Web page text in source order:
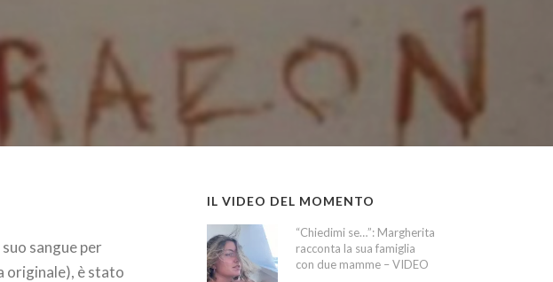
sangue per
originale), è stato
IL VIDEO DEL MOMENTO
“Chiedimi se…”: Margherita
racconta la sua famiglia
con due mamme – VIDEO